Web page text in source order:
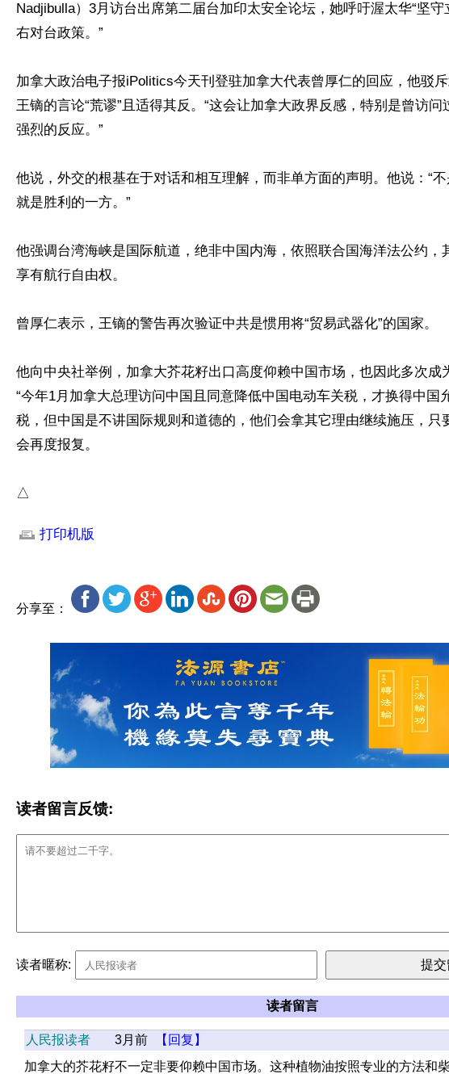
Nadjibulla）3月访台出席第二届台加印太安全论坛，她呼吁渥太华“坚
右对台政策。”
加拿大政治电子报iPolitics今天刊登驻加拿大代表曾厚仁的回应，他驳
王镝的言论“荒谬”且适得其反。“这会让加拿大政界反感，特别是曾访
强烈的反应。”
他说，外交的根基在于对话和相互理解，而非单方面的声明。他说：“
就是胜利的一方。”
他强调台湾海峡是国际航道，绝非中国内海，依照联合国海洋法公约，
享有航行自由权。
曾厚仁表示，王镝的警告再次验证中共是惯用将“贸易武器化”的国家。
他向中央社举例，加拿大芥花籽出口高度仰赖中国市场，也因此多次成
“今年1月加拿大总理访问中国且同意降低中国电动车关税，才换得中国
税，但中国是不讲国际规则和道德的，他们会拿其它理由继续施压，只
会再度报复。
△
打印机版
分享至：
读者留言反馈:
读者暱称:
读者留言
人民报读者 3月前
【回复】
加拿大的芥花籽不一定非要仰赖中国市场。这种植物油按照专业的方法和